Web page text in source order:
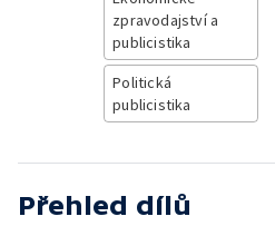
zpravodajství a
publicistika
Politická
publicistika
Přehled dílů